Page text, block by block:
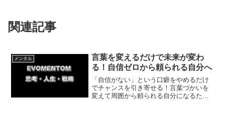
関連記事
メンタル
言葉を変えるだけで未来が変わ
る！自信ゼロから頼られる自分へ
「自信がない」という口癖をやめるだけ
でチャンスを引き寄せる！言葉づかいを
変えて周囲から頼られる自分になるため